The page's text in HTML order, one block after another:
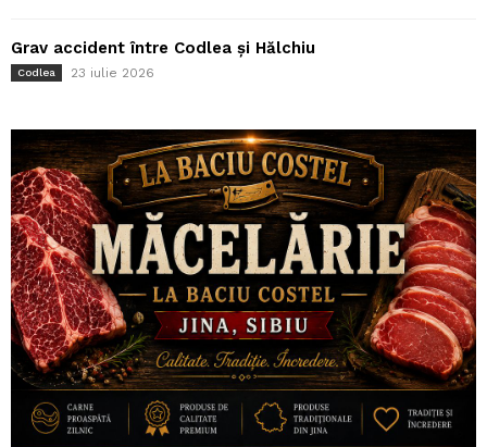
Grav accident între Codlea și Hălchiu
Codlea 23 iulie 2026